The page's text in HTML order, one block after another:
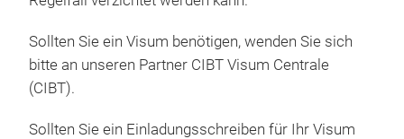
Sollten Sie ein Visum benötigen, wenden Sie sich
bitte an unseren Partner CIBT Visum Centrale
(CIBT).
Sollten Sie ein Einladungsschreiben für Ihr Visum